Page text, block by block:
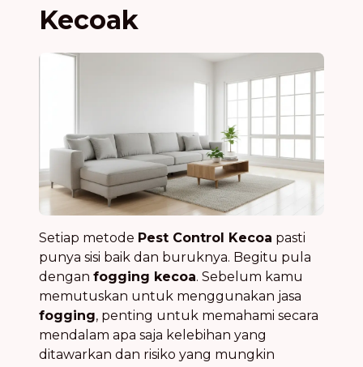
Kecoak
Setiap metode Pest Control Kecoa pasti
punya sisi baik dan buruknya. Begitu pula
dengan fogging kecoa. Sebelum kamu
memutuskan untuk menggunakan jasa
fogging, penting untuk memahami secara
mendalam apa saja kelebihan yang
ditawarkan dan risiko yang mungkin